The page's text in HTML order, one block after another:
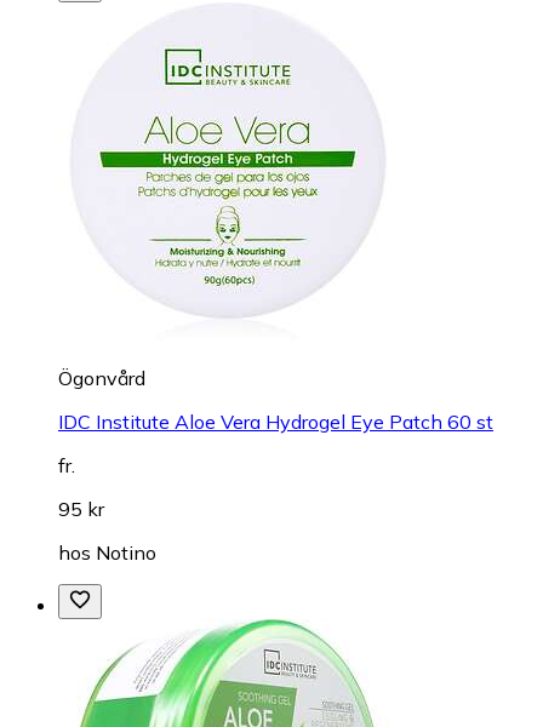
Ögonvård
IDC Institute Aloe Vera Hydrogel Eye Patch 60 st
fr.
95 kr
hos Notino